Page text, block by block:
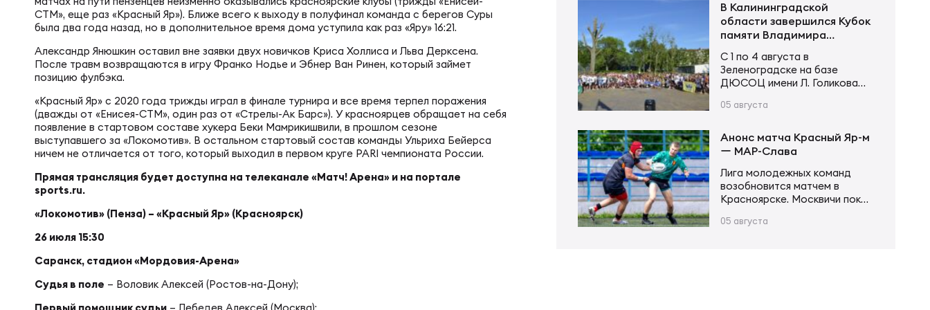
Финал ФРЛ-7
ЖЕНСКИЕ
Чемпионат России по регби
Чемпионат России по регби-7
Центр проведения соревнований
Детско-юношеское регби
Студенческое регби
Регби в армии и силовых структурах
Всероссийская коллегия судей
СТМ», еще раз «Красный Яр»). Ближе всего к выходу в полуфинал команда с берегов Суры
была два года назад, но в дополнительное время дома уступила как раз «Яру» 16:21.
Александр Янюшкин оставил вне заявки двух новичков Криса Холлиса и Льва Дерксена.
После травм возвращаются в игру Франко Нодье и Эбнер Ван Ринен, который займет
позицию фулбэка.
«Красный Яр» с 2020 года трижды играл в финале турнира и все время терпел поражения
(дважды от «Енисея-СТМ», один раз от «Стрелы-Ак Барс»). У красноярцев обращает на себя
появление в стартовом составе хукера Беки Мамрикишвили, в прошлом сезоне
выступавшего за «Локомотив». В остальном стартовый состав команды Ульриха Бейерса
ничем не отличается от того, который выходил в первом круге PARI чемпионата России.
Прямая трансляция будет доступна на телеканале «Матч! Арена» и на портале
sports.ru.
«Локомотив» (Пенза) – «Красный Яр» (Красноярск)
26 июля 15:30
Саранск, стадион «Мордовия-Арена»
Судья в поле – Воловик Алексей (Ростов-на-Дону);
не оставил сопернику
шансов. Счёт открыл Андрей
Поселягин, после чего
Григорий Каргинов трижды
поразил зачётное поле
соперника, оформив хет-трик.
Ещё одну попытку в первой
Толкалов, а Иван Чупров был
В Калининградской
области завершился Кубок
памяти Владимира
С 1 по 4 августа в
Зеленоградске на базе
ДЮСОЦ имени Л. Голикова
Владимира Сергеевича
приняли участие более 20
команд в трех возрастных
Мальчики и девочки до 12 лет
(2015–2016 г. р.): Мальчики и
девочки до 14 лет (2013–2014
05 августа
Анонс матча Красный Яр-м
ー МАР-Слава
Лига молодежных команд
возобновится матчем в
Красноярске. Москвичи пока
таблицу, имея в своем активе
05 августа